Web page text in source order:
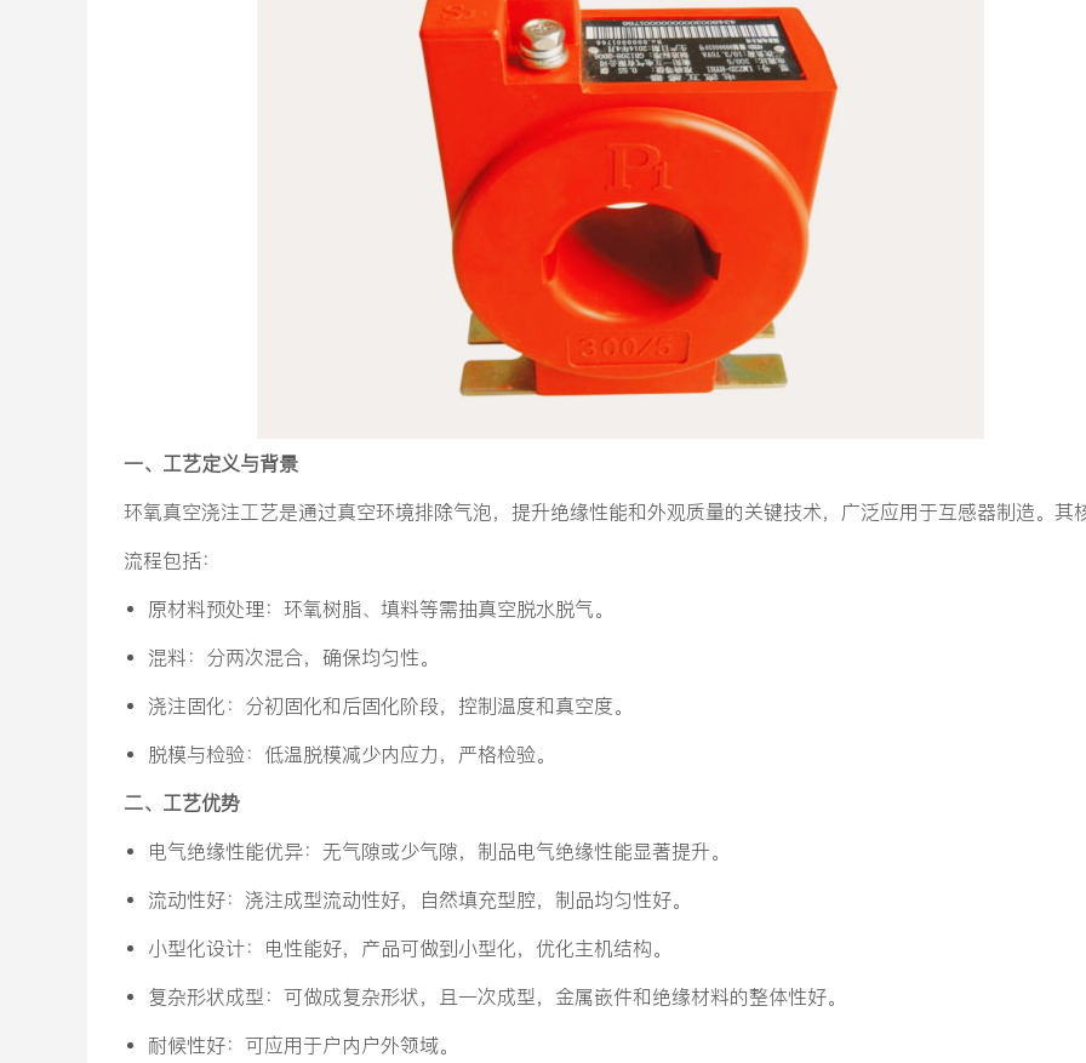
一、工艺定义与背景
环氧真空浇注工艺是通过真空环境排除气泡，提升绝缘性能和外观质量的关键技术，广泛应用于互感器制造。其
流程包括：
‌原材料预处理‌：环氧树脂、填料等需抽真空脱水脱气。
‌混料‌：分两次混合，确保均匀性。
‌浇注固化‌：分初固化和后固化阶段，控制温度和真空度。
‌脱模与检验‌：低温脱模减少内应力，严格检验。
二、工艺优势
‌电气绝缘性能优异‌：无气隙或少气隙，制品电气绝缘性能显著提升。
‌流动性好‌：浇注成型流动性好，自然填充型腔，制品均匀性好。
‌小型化设计‌：电性能好，产品可做到小型化，优化主机结构。
‌复杂形状成型‌：可做成复杂形状，且一次成型，金属嵌件和绝缘材料的整体性好。
‌耐候性好‌：可应用于户内户外领域。